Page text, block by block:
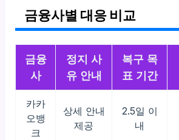
금융사별 대응 비교
금융
사
정지 사
유 안내
복구 목
표 기간
카카
오뱅
크
상세 안내
제공
2.5일 이
내